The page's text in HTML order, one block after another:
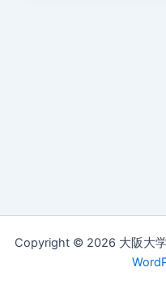
Copyright © 2026 大阪大